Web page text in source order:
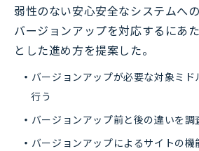
弱性のない安心安全なシステムへ
バージョンアップを対応するにあ
とした進め方を提案した。
バージョンアップが必要な対象ミ
行う
バージョンアップ前と後の違いを調
バージョンアップによるサイトの